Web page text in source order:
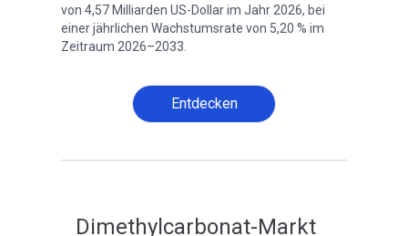
von 4,57 Milliarden US-Dollar im Jahr 2026, bei
einer jährlichen Wachstumsrate von 5,20 % im
Zeitraum 2026–2033.
Entdecken
Dimethylcarbonat-Markt